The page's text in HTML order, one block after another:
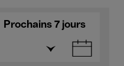
Prochains 7 jours